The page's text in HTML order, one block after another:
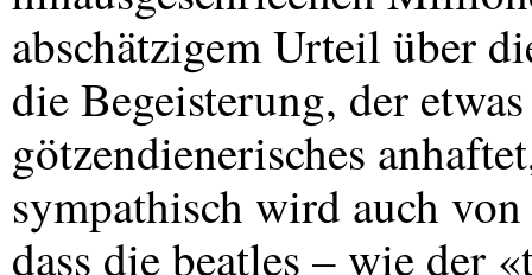
abschätzigem Urteil über
die Begeisterung, der
götzendienerisches
sympathisch wird auch
dass die beatles – wie der